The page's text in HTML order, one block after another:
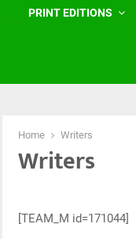
PRINT EDITIONS
Home Writers
Writers
[TEAM_M id=171044]